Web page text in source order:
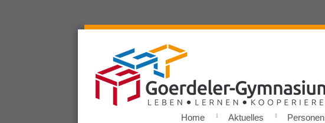
Home Aktuelles Personen